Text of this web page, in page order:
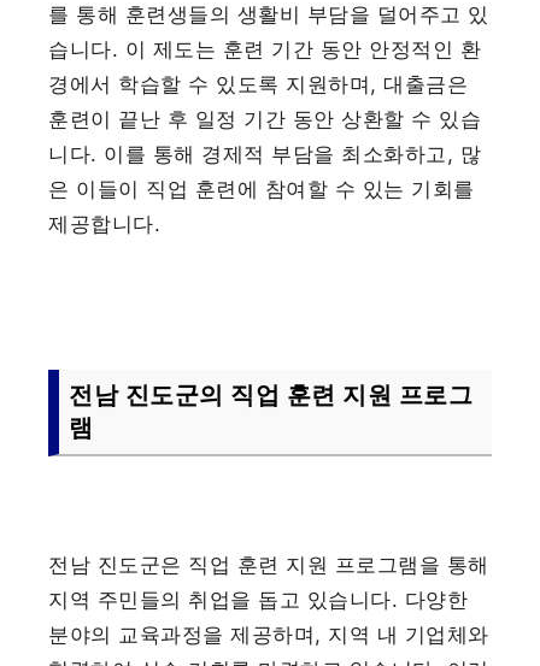
를 통해 훈련생들의 생활비 부담을 덜어주고 있
습니다. 이 제도는 훈련 기간 동안 안정적인 환
경에서 학습할 수 있도록 지원하며, 대출금은
훈련이 끝난 후 일정 기간 동안 상환할 수 있습
니다. 이를 통해 경제적 부담을 최소화하고, 많
은 이들이 직업 훈련에 참여할 수 있는 기회를
제공합니다.
전남 진도군의 직업 훈련 지원 프로그
램
전남 진도군은 직업 훈련 지원 프로그램을 통해
지역 주민들의 취업을 돕고 있습니다. 다양한
분야의 교육과정을 제공하며, 지역 내 기업체와